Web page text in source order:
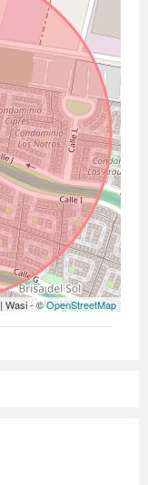
| Wasi - ©OpenStreetMap